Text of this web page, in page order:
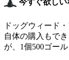
ドッグウィード
自体の購入もで
が、1個500ゴー